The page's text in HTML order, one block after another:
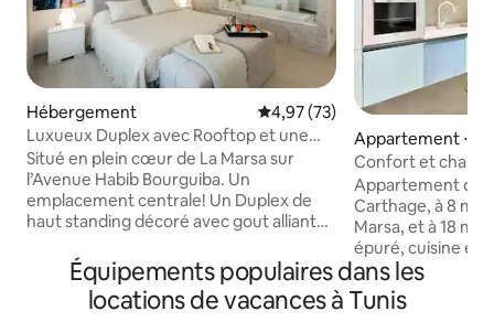
Hébergement Évaluation moyenne sur la
4,97 (73)
Luxueux Duplex avec Rooftop et une
vue Imprenable
Situé en plein cœur de La Marsa sur
l’Avenue Habib Bourguiba. Un
emplacement centrale! Un Duplex de
haut standing décoré avec gout alliant
avec une vue Imprenable pour
contempler le soleil se coucher sur la
ville. Vous serez à quelques minutes à
Appartement ⋅
Confort et
Appartement
Carthage, à 8 min
Marsa, et à 18
épuré, cuisine
Fi rapide,
espaces pensés
vacances ou les
Équipements populaires dans les
locations de vacances à Tunis